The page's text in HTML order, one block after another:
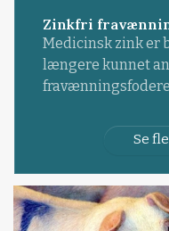
Zinkfri
Medicinsk zink er
længere kunnet
Se